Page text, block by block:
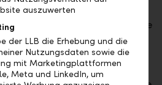
von rund 480 Millionen
2022) ist er aktuell der grösste
Nachhaltigkeit
auszuwerten
der LLB die Erhebung und die
Nutzungsdaten sowie die
mit Marketingplattformen
Meta und LinkedIn, um